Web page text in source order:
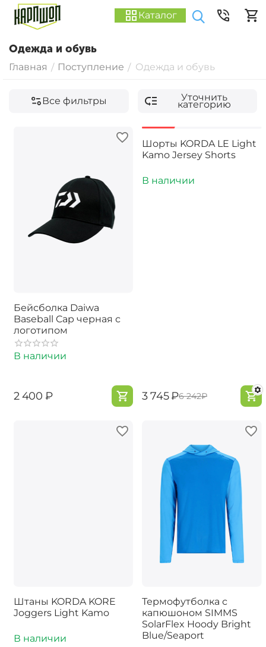
Каталог
Одежда и обувь
Главная / Поступление / Одежда и обувь
Все фильтры Уточнить
категорию
Бейсболка Daiwa
Baseball Cap черная с
логотипом
В наличии
‍2 400‍ ₽
Шорты KORDA LE Light
Kamo Jersey Shorts
В наличии
‍3 745‍₽‍6 242‍₽
Штаны KORDA KORE
Joggers Light Kamo
В наличии
Термофутболка с
капюшоном SIMMS
SolarFlex Hoody Bright
Blue/Seaport